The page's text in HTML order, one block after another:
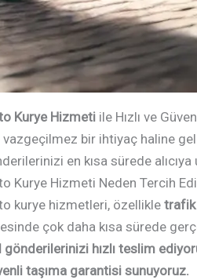
Kurye Hizmeti ile Hızlı ve
vazgeçilmez bir ihtiyaç haline
en kısa sürede alıcıya
Kurye Hizmeti Neden Tercih
kurye hizmetleri, özellikletrafik
çok daha kısa sürede
gönderilerinizi hızlı teslim
taşıma garantisi sunuyoruz.